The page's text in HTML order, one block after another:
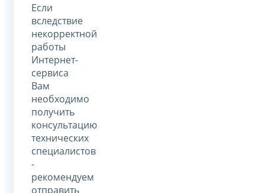
Если
вследствие
некорректной
работы
Интернет-
сервиса
Вам
необходимо
получить
консультацию
технических
специалистов
-
рекомендуем
отправить